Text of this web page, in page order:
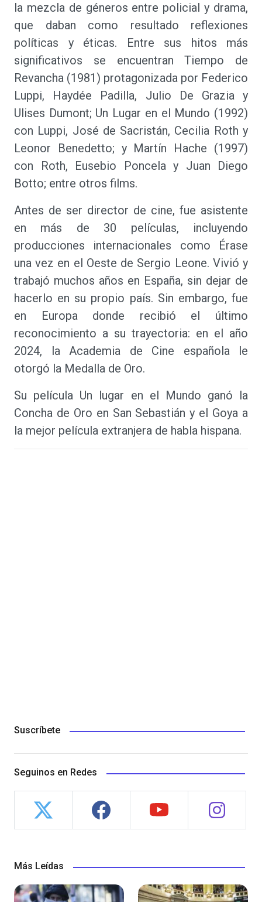
la mezcla de géneros entre policial y drama,
que daban como resultado reflexiones
políticas y éticas. Entre sus hitos más
significativos se encuentran Tiempo de
Revancha (1981) protagonizada por Federico
Luppi, Haydée Padilla, Julio De Grazia y
Ulises Dumont; Un Lugar en el Mundo (1992)
con Luppi, José de Sacristán, Cecilia Roth y
Leonor Benedetto; y Martín Hache (1997)
con Roth, Eusebio Poncela y Juan Diego
Botto; entre otros films.
Antes de ser director de cine, fue asistente
en más de 30 películas, incluyendo
producciones internacionales como Érase
una vez en el Oeste de Sergio Leone. Vivió y
trabajó muchos años en España, sin dejar de
hacerlo en su propio país. Sin embargo, fue
en Europa donde recibió el último
reconocimiento a su trayectoria: en el año
2024, la Academia de Cine española le
otorgó la Medalla de Oro.
Su película Un lugar en el Mundo ganó la
Concha de Oro en San Sebastián y el Goya a
la mejor película extranjera de habla hispana.
Suscríbete
Seguinos en Redes
Más Leídas